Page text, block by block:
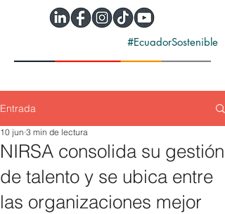
#EcuadorSostenible
Entrada
NIRSA consolida su gestión
de talento y se ubica entre
las organizaciones mejor
10 jun 3 min de lectura